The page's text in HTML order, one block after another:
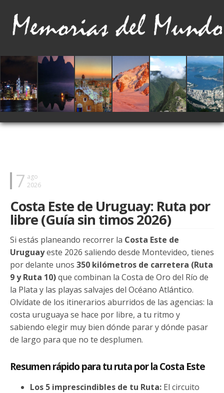
7 ago
2026
Costa Este de Uruguay: Ruta por
libre (Guía sin timos 2026)
Si estás planeando recorrer la Costa Este de
Uruguayeste 2026 saliendo desde Montevideo, tienes
por delante unos 350 kilómetros de carretera (Ruta
9 y Ruta 10)que combinan la Costa de Oro del Río de
la Plata y las playas salvajes del Océano Atlántico.
Olvídate de los itinerarios aburridos de las agencias: la
costa uruguaya se hace por libre, a tu ritmo y
sabiendo elegir muy bien dónde parar y dónde pasar
de largo para que no te desplumen.
Resumen rápido para tu ruta por la Costa Este
Los 5 imprescindibles de tu Ruta: El circuito